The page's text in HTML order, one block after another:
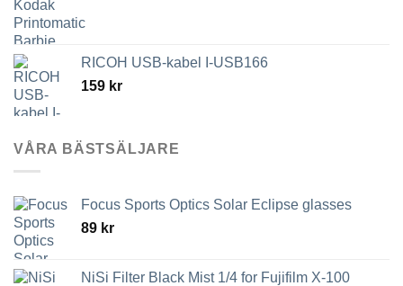
RICOH USB-kabel I-USB166
159 kr
VÅRA BÄSTSÄLJARE
Focus Sports Optics Solar Eclipse glasses
89 kr
NiSi Filter Black Mist 1/4 for Fujifilm X-100